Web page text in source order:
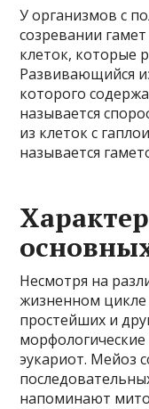
У организмов с
созревании
клеток, которые
Развивающийся
которого
называется
из клеток с
называется
Несмотря на
жизненном
простейших и
эукариот. Мейоз
напоминают